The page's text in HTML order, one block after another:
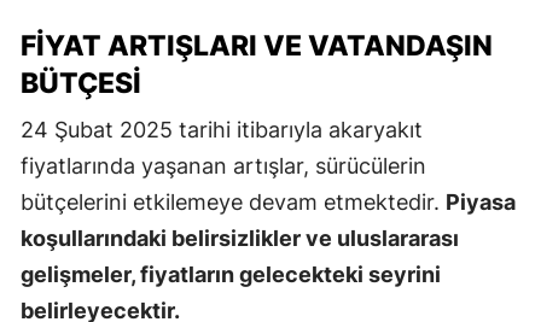
FIYAT ARTIŞLARI VE VATANDAŞIN
BÜTÇESI
24 Şubat 2025 tarihi itibarıyla akaryakıt
fiyatlarında yaşanan artışlar, sürücülerin
bütçelerini etkilemeye devam etmektedir. Piyasa
koşullarındaki belirsizlikler ve uluslararası
gelişmeler, fiyatların gelecekteki seyrini
belirleyecektir.